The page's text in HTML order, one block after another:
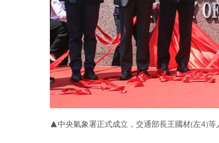
▲中央氣象署正式成立，交通部長王國材(左4)等